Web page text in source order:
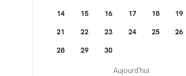
14 15 16 17 18 19
21 22 23 24 25 26
28 29 30
Aujourd'hui